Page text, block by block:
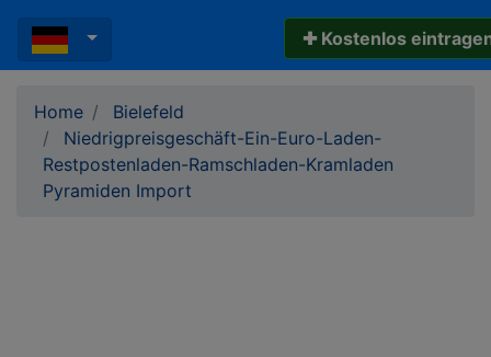
✚ Kostenlos
Home
Bielefeld
Niedrigpreisgeschäft-Ein-Euro-Laden-
Restpostenladen-Ramschladen-Kramladen
Pyramiden Import